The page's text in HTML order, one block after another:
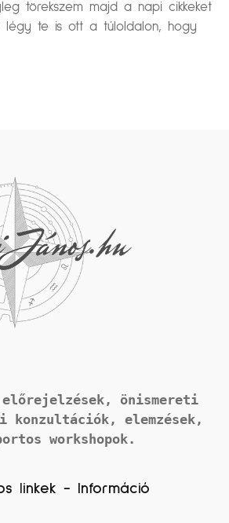
törekszem majd a napi cikkeket
légy te is ott a túloldalon, hogy
önismereti
workshopok.
linkek - Információ